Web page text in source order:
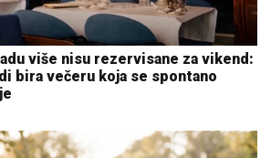
više nisu rezervisane za vikend:
bira večeru koja se spontano